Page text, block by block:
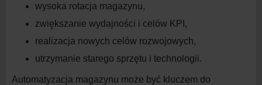
wysoka rotacja magazynu,
zwiększanie wydajności i celów KPI,
realizacja nowych celów rozwojowych,
utrzymanie starego sprzętu i technologii.
Automatyzacja magazynu może być kluczem do